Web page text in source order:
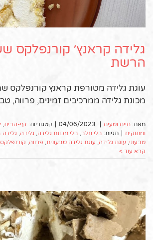
גלידה קראנץ׳ קורנפלקס
הרשת
עוגת גלידה מטורפת קראנץ קורנפלקס
מכונת גלידה ממרכיבים זמינים, פרווה,
מאת: חיים וטעים |
04/06/2023
| קטגוריות: דף-הבית,
ומתוקים | תגיות: בלי חלב, בלי מכונת גלידה, גלידה, גלידה
טבעוני, עוגת גלידה, עוגת גלידה טבעונית, פרווה, קורנפלקס
קרא עוד >